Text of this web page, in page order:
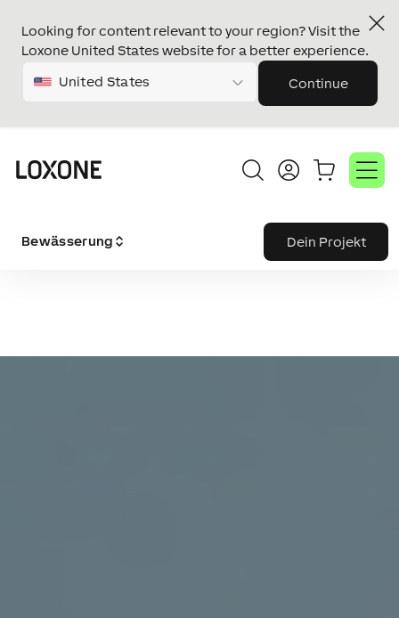
Looking for content relevant to your region? Visit the
Loxone United States website for a better experience.
United States Continue
Bewässerung Dein Projekt